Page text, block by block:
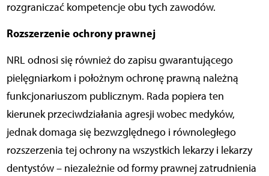
rozgraniczać kompetencje obu tych zawodów.
Rozszerzenie ochrony prawnej
NRL odnosi się również do zapisu gwarantującego
pielęgniarkom i położnym ochronę prawną należną
funkcjonariuszom publicznym. Rada popiera ten
kierunek przeciwdziałania agresji wobec medyków,
jednak domaga się bezwzględnego i równoległego
rozszerzenia tej ochrony na wszystkich lekarzy i lekarzy
dentystów – niezależnie od formy prawnej zatrudnienia